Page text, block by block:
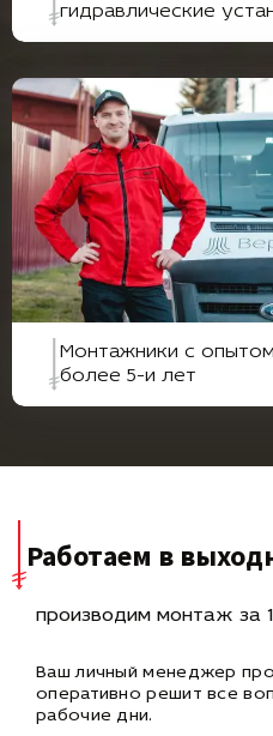
гидравлические
Монтажники с опытом
более 5-и лет
Работаем в
производим монтаж за
Ваш личный менеджер
оперативнорешит все
рабочие дни.